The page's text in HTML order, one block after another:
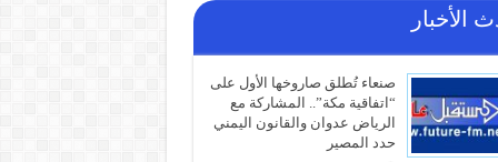
الأخبار
صنعاء تُطلق صاروخها الأول على
“اتفاقية مكة”.. المشاركة مع
الرياض عدوان والقانون اليمني
حدد المصير